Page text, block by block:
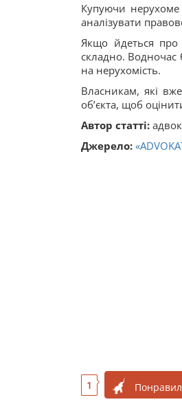
Купуючи нерухоме
аналізувати
Якщо йдеться про
складно. Водночас
на нерухомість.
Власникам, які
об’єкта, щоб
Автор статті:
Джерело:
1